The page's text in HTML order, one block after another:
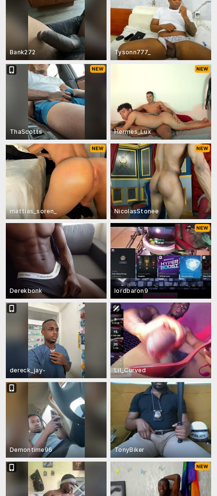
Bank272 Tysonn777_
ThaScotts Hermes_Lux
mattias_soren_ NicolasStonee
Derekbonk lordbaron9
dereck_jay- Lil_Curved
Demontime96 TonyBiker